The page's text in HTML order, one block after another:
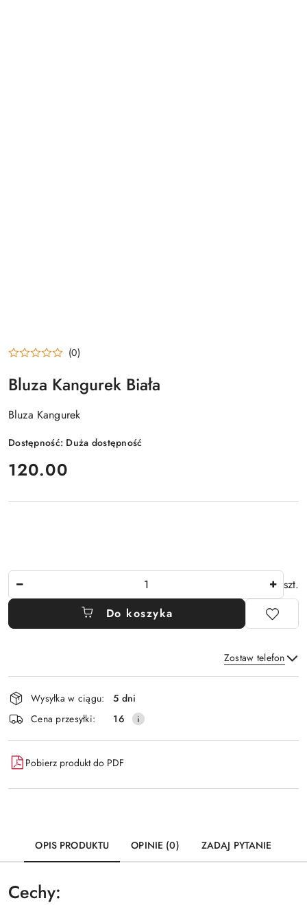
(0)
Bluza Kangurek Biała
Bluza Kangurek
Dostępność: Duża dostępność
cena:
120.00
szt.
Do koszyka
Zostaw telefon
Wyślij
Dostępność
i
dostawa
Wysyłka w ciągu:
5 dni
Cena przesyłki:
16
Pobierz produkt do PDF
OPIS PRODUKTU OPINIE (0) ZADAJ PYTANIE
Cechy: